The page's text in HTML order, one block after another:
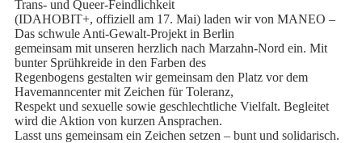
Trans- und Queer-Feindlichkeit
(IDAHOBIT+, offiziell am 17. Mai) laden wir von MANEO –
Das schwule Anti-Gewalt-Projekt in Berlin
gemeinsam mit unseren herzlich nach Marzahn-Nord ein. Mit
bunter Sprühkreide in den Farben des
Regenbogens gestalten wir gemeinsam den Platz vor dem
Havemanncenter mit Zeichen für Toleranz,
Respekt und sexuelle sowie geschlechtliche Vielfalt. Begleitet
wird die Aktion von kurzen Ansprachen.
Lasst uns gemeinsam ein Zeichen setzen – bunt und solidarisch.